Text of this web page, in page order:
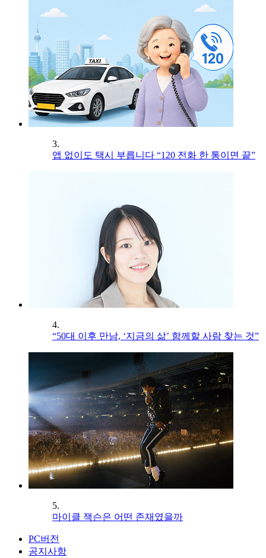
3.
앱 없이도 택시 부릅니다 “120 전화 한 통이면 끝”
4.
“50대 이후 만남, ‘지금의 삶’ 함께할 사람 찾는 것”
5.
마이클 잭슨은 어떤 존재였을까
PC버전
공지사항